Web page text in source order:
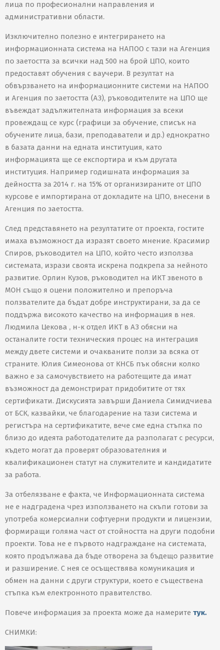
лица по професионални направления и
административни области.
Изключително полезно е интегрирането на
информационната система на НАПОО с тази на Агенция
по заетостта за всички над 500 на брой ЦПО, които
предоставят обучения с ваучери. В резултат на
обвързването на информационните системи на НАПОО
и Агенция по заетостта (АЗ), ръководителите на ЦПО ще
въвеждат задължителната информация за всеки
провеждащ се курс (графици за обучение, списък на
обучените лица, бази, преподаватели и др.) еднократно
в базата данни на едната институция, като
информацията ще се експортира и към другата
институция. Например годишната информация за
дейността за 2014 г. на 15% от организираните от ЦПО
курсове е импортирана от докладите на ЦПО, внесени в
Агенция по заетостта.
След представянето на резултатите от проекта, гостите
имаха възможност да изразят своето мнение. Красимир
Спиров, ръководител на ЦПО, който често използва
системата, изрази своята искрена подкрепа за нейното
развитие. Орлин Кузов, ръководител на ИКТ звеното в
МОН също я оцени положително и препоръча
ползвателите да бъдат добре инструктирани, за да се
поддържа високото качество на информация в нея.
Людмила Цекова , н-к отдел ИКТ в АЗ обясни на
останалите гости техническия процес на интеграция
между двете системи и очакваните ползи за всяка от
страните. Юлия Симеонова от КНСБ пък обясни колко
важно е за самочувствието на работещите да имат
възможност да демонстрират придобитите от тях
сертификати. Дискусията завърши Даниела Симидчиева
от БСК, казвайки, че благодарение на тази система и
регистъра на сертификатите, вече сме една стъпка по
близо до идеята работодателите да разполагат с ресурси,
където могат да проверят образователния и
квалификационен статут на служителите и кандидатите
за работа.
За отбелязване е факта, че Информационната система
не е надградена чрез използването на скъпи готови за
употреба комерсиални софтуерни продукти и лицензии,
формиращи голяма част от стойността на други подобни
проекти. Това не е първото надграждане на системата,
която продължава да бъде отворена за бъдещо развитие
и разширение. С нея се осъществява комуникация и
обмен на данни с други структури, което е съществена
стъпка към електронното правителство.
Повече информация за проекта може да намерите тук.
СНИМКИ: